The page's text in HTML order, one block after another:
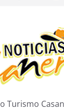
Turismo